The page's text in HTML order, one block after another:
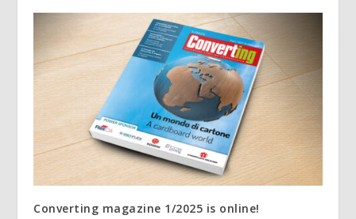
Converting magazine 1/2025 is online!